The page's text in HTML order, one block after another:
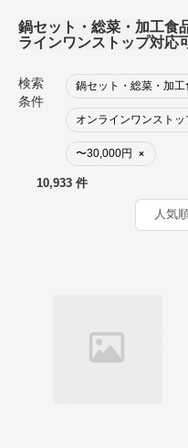
鍋セット・総菜・加工食
ラインワンストップ対応
検索
条件
鍋セット・総菜・加工
オンラインワンスト
〜30,000円 ×
10,933 件